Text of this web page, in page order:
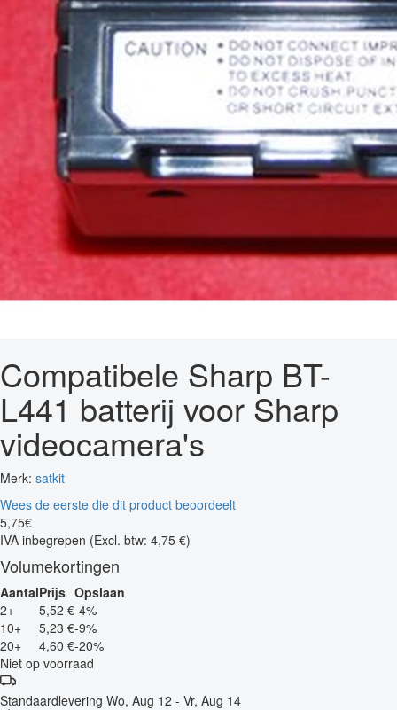
Compatibele Sharp BT-
L441 batterij voor Sharp
videocamera's
Merk: satkit
Wees de eerste die dit product beoordeelt
5,75€
IVA inbegrepen (Excl. btw: 4,75 €)
Volumekortingen
AantalPrijs Opslaan
2+
5,52 €-4%
10+
5,23 €-9%
20+
4,60 €-20%
Niet op voorraad
Standaardlevering Wo, Aug 12 - Vr, Aug 14